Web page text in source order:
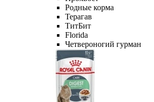
Родные корма
Терагав
ТитБит
Florida
Четвероногий гурман